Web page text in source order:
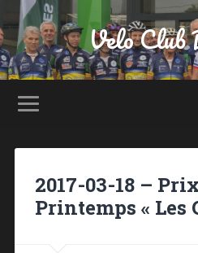
Velo Club
2017-03-18 –
Printemps « Les